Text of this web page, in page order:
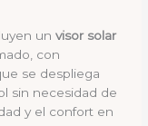
unvisor solar
con
se despliega
sin necesidad de
y el confort en